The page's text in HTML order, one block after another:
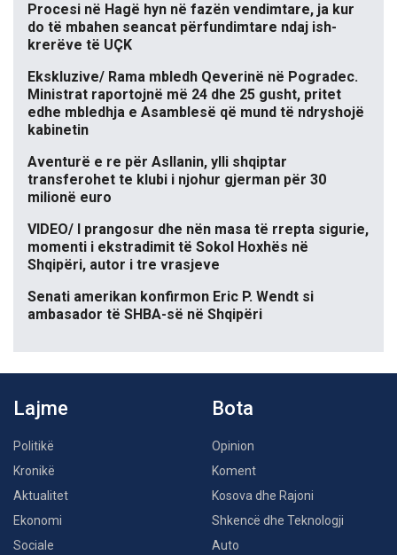
Procesi në Hagë hyn në fazën vendimtare, ja kur
do të mbahen seancat përfundimtare ndaj ish-
krerëve të UÇK
Ekskluzive/ Rama mbledh Qeverinë në Pogradec.
Ministrat raportojnë më 24 dhe 25 gusht, pritet
edhe mbledhja e Asamblesë që mund të ndryshojë
kabinetin
Aventurë e re për Asllanin, ylli shqiptar
transferohet te klubi i njohur gjerman për 30
milionë euro
VIDEO/ I prangosur dhe nën masa të rrepta sigurie,
momenti i ekstradimit të Sokol Hoxhës në
Shqipëri, autor i tre vrasjeve
Senati amerikan konfirmon Eric P. Wendt si
ambasador të SHBA-së në Shqipëri
Lajme
Politikë
Kronikë
Aktualitet
Ekonomi
Sociale
Bota
Opinion
Koment
Kosova dhe Rajoni
Shkencë dhe Teknologji
Auto